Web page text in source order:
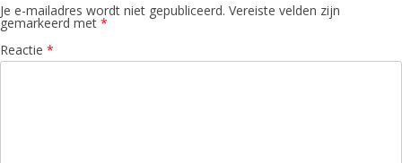
Je e-mailadres wordt niet gepubliceerd. Vereiste velden zijn
gemarkeerd met *
Reactie *